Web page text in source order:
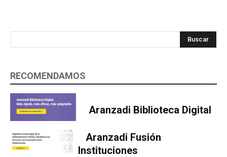
Buscar
RECOMENDAMOS
Aranzadi Biblioteca Digital
Aranzadi Fusión
Instituciones